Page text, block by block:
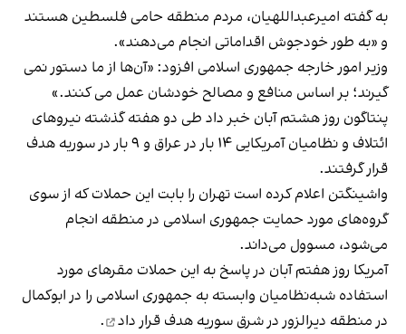
به گفته امیرعبداللهیان، مردم منطقه حامی فلسطین هستند
و «به طور خودجوش اقداماتی انجام می‌دهند».
وزیر امور خارجه جمهوری اسلامی افزود: «آن‌ها از ما دستور نمی
گیرند؛ بر اساس منافع و مصالح خودشان عمل می کنند.»
پنتاگون روز هشتم آبان خبر داد طی دو هفته گذشته نیروهای
ائتلاف و نظامیان آمریکایی ۱۴ بار در عراق و ۹ بار در سوریه هدف
قرار گرفتند.
واشینگتن اعلام کرده است تهران را بابت این حملات که از سوی
گروه‌های مورد حمایت جمهوری اسلامی در منطقه انجام
می‌شود، مسوول می‌داند.
آمریکا روز هفتم آبان در پاسخ به این حملات مقرهای مورد
استفاده شبه‌نظامیان وابسته به جمهوری اسلامی را در ابوکمال
در منطقه دیرالزور در شرق سوریه هدف قرار داد
.